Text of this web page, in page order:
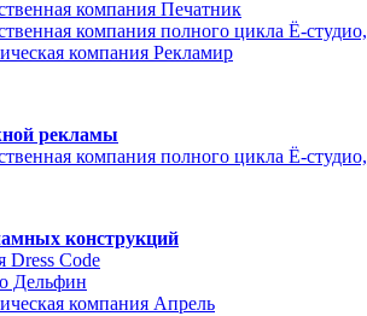
компания Печатник
компания полного цикла Ё-
компания Рекламир
рекламы
компания полного цикла Ё-
конструкций
Dress Code
Дельфин
компания Апрель